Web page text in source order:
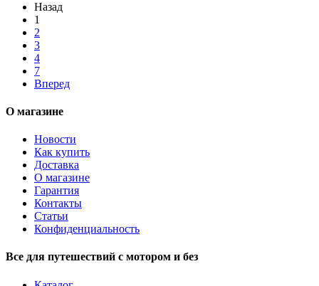
Назад
1
2
3
4
7
Вперед
О магазине
Новости
Как купить
Доставка
О магазине
Гарантия
Контакты
Статьи
Конфиденциальность
Все для путешествий с мотором и без